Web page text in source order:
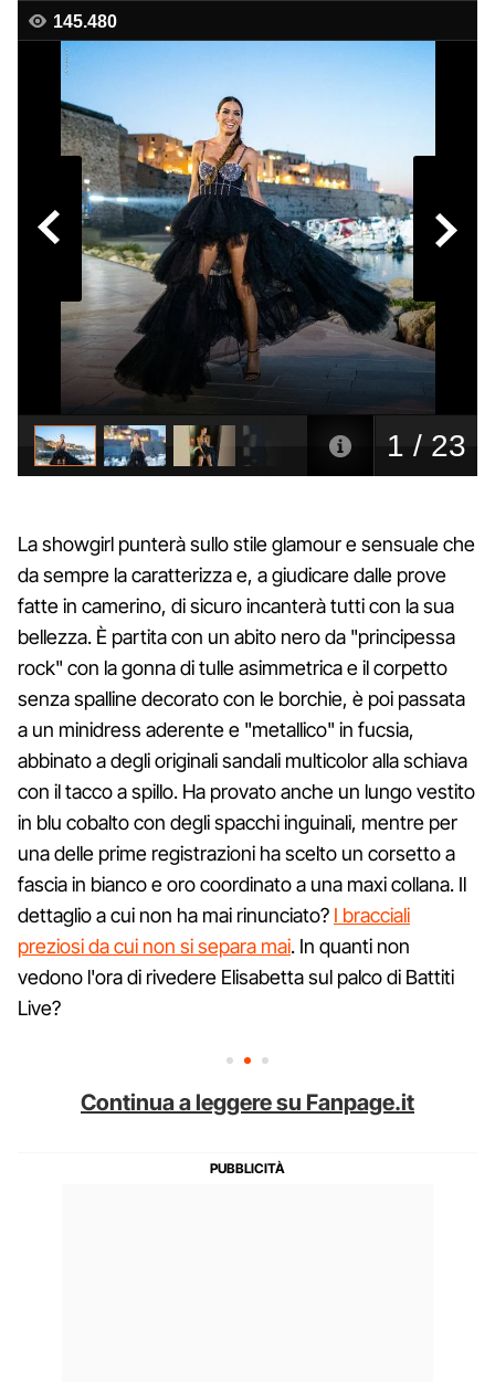
La showgirl punterà sullo stile glamour e sensuale che
da sempre la caratterizza e, a giudicare dalle prove
fatte in camerino, di sicuro incanterà tutti con la sua
bellezza. È partita con un abito nero da "principessa
rock" con la gonna di tulle asimmetrica e il corpetto
senza spalline decorato con le borchie, è poi passata
a un minidress aderente e "metallico" in fucsia,
abbinato a degli originali sandali multicolor alla schiava
con il tacco a spillo. Ha provato anche un lungo vestito
in blu cobalto con degli spacchi inguinali, mentre per
una delle prime registrazioni ha scelto un corsetto a
fascia in bianco e oro coordinato a una maxi collana. Il
dettaglio a cui non ha mai rinunciato? I bracciali
preziosi da cui non si separa mai. In quanti non
vedono l'ora di rivedere Elisabetta sul palco di Battiti
Live?
Continua a leggere su Fanpage.it